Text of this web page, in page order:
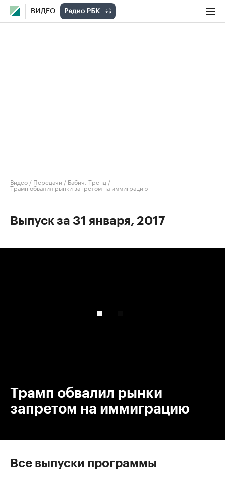
ВИДЕО
Видео / Передачи / Бабич. Тренд /
Трамп обвалил рынки запретом на иммиграцию
Выпуск за 31 января, 2017
Трамп обвалил рынки
запретом на иммиграцию
Все выпуски программы